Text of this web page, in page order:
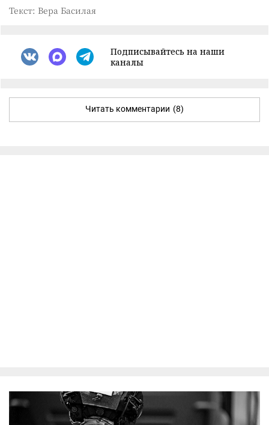
Текст: Вера Басилая
Подписывайтесь на наши
каналы
Читать комментарии (8)